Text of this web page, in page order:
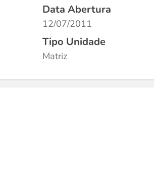
Data Abertura
12/07/2011
Tipo Unidade
Matriz